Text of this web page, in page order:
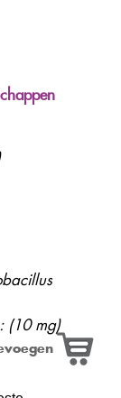
(10 mg)